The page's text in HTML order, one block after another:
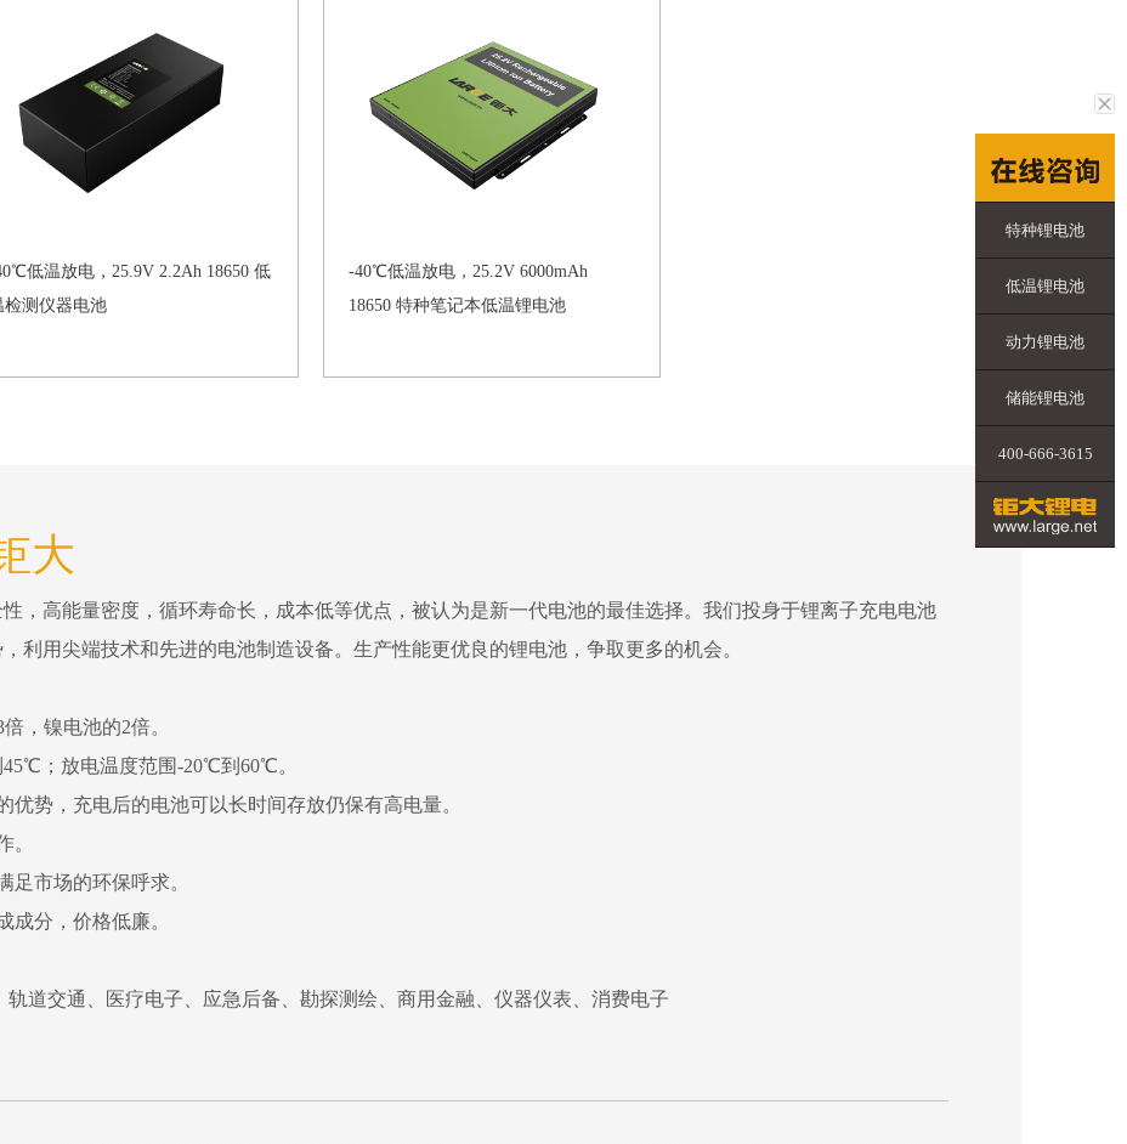
低温放电，25.9V 2.2Ah 18650 低
检测仪器电池
-40℃低温放电，25.2V 6000mAh
18650 特种笔记本低温锂电池
大
，高能量密度，循环寿命长，成本低等优点，被认为是新一代电池的最佳选择。我们投身于锂离子充电电池
利用尖端技术和先进的电池制造设备。生产性能更优良的锂电池，争取更多的机会。
，镍电池的2倍。
；放电温度范围-20℃到60℃。
势，充电后的电池可以长时间存放仍保有高电量。
。
足市场的环保呼求。
成分，价格低廉。
道交通、医疗电子、应急后备、勘探测绘、商用金融、仪器仪表、消费电子
特种锂电池
低温锂电池
动力锂电池
储能锂电池
400-666-3615